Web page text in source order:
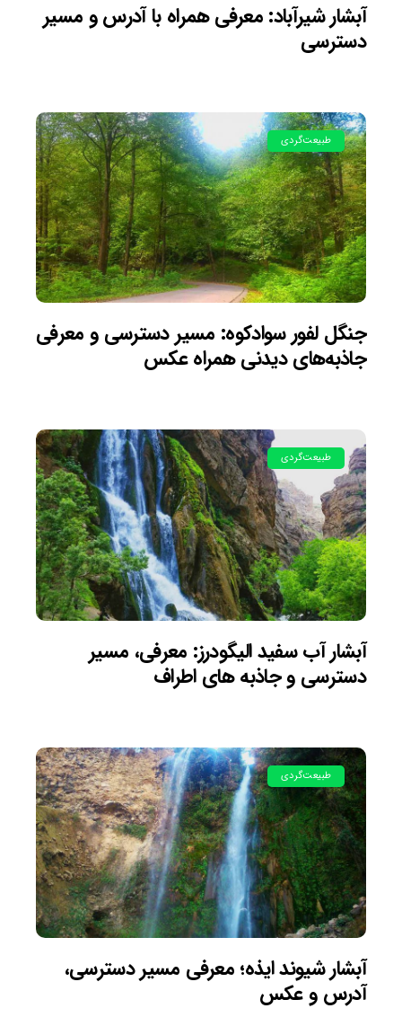
آبشار شیرآباد: معرفی همراه با آدرس و مسیر
دسترسی
طبیعت‌گردی
جنگل لفور سوادکوه: مسیر دسترسی و معرفی
جاذبه‌های دیدنی همراه عکس
طبیعت‌گردی
آبشار آب سفید الیگودرز: معرفی، مسیر
دسترسی و جاذبه های اطراف
طبیعت‌گردی
آبشار شیوند ایذه؛ معرفی مسیر دسترسی،
آدرس و عکس